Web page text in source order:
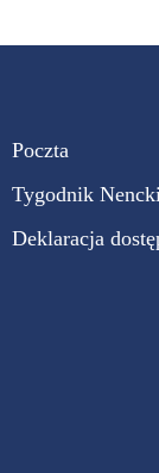
Poczta
Tygodnik
Deklaracja